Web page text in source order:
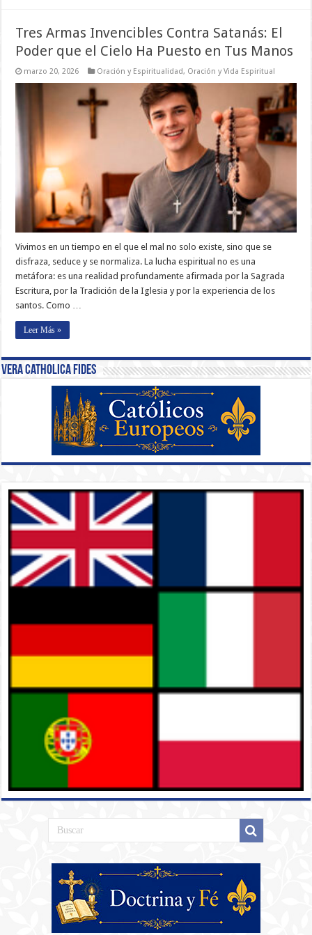
Tres Armas Invencibles Contra Satanás: El
Poder que el Cielo Ha Puesto en Tus Manos
marzo 20, 2026 Oración y Espiritualidad, Oración y Vida Espiritual
Vivimos en un tiempo en el que el mal no solo existe, sino que se
disfraza, seduce y se normaliza. La lucha espiritual no es una
metáfora: es una realidad profundamente afirmada por la Sagrada
Escritura, por la Tradición de la Iglesia y por la experiencia de los
santos. Como …
Leer Más »
Vera Catholica Fides